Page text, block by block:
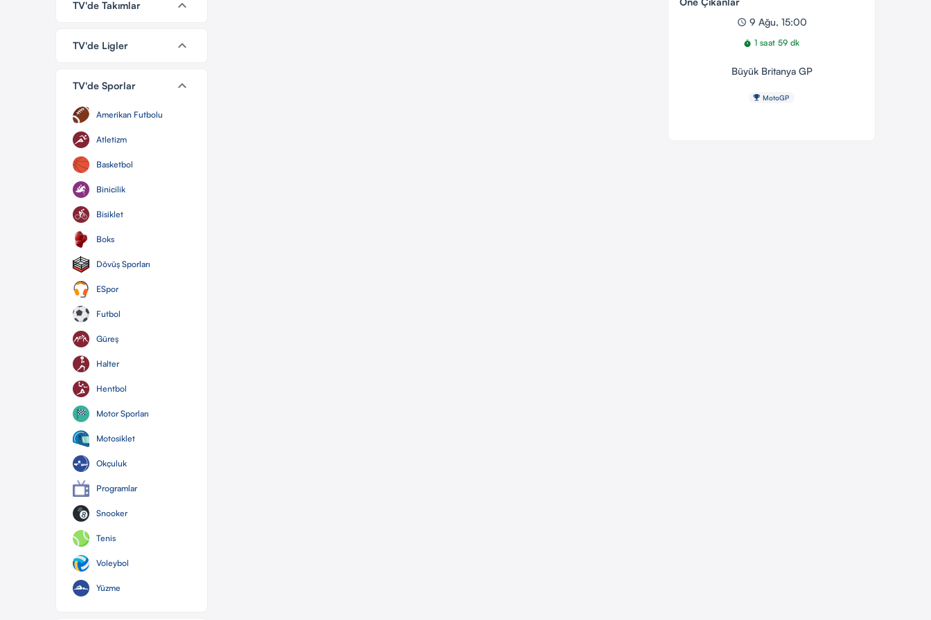
TV'de Takımlar keyboard_arrow_down
TV'de Ligler keyboard_arrow_down
TV'de Sporlar keyboard_arrow_down
Amerikan Futbolu
Atletizm
Basketbol
Binicilik
Bisiklet
Boks
Dövüş Sporları
ESpor
Futbol
Güreş
Halter
Hentbol
Motor Sporları
Motosiklet
Okçuluk
Programlar
Snooker
Tenis
Voleybol
Yüzme
schedule 9 Ağu, 15:00
timer 1 saat 59 dk
Büyük Britanya GP
emoji_events MotoGP